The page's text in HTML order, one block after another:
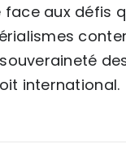
face aux défis
international.